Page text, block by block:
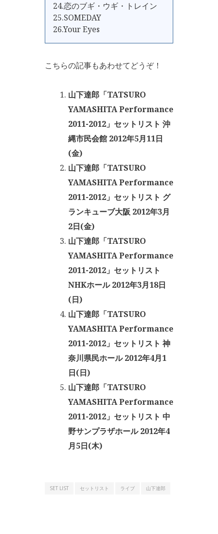
24.恋のブギ・ウギ・トレイン
25.SOMEDAY
26.Your Eyes
こちらの記事もあわせてどうぞ！
山下達郎「TATSURO
YAMASHITA Performance
2011-2012」セットリスト 沖
縄市民会館 2012年5月11日
(金)
山下達郎「TATSURO
YAMASHITA Performance
2011-2012」セットリスト グ
ランキューブ大阪 2012年3月
2日(金)
山下達郎「TATSURO
YAMASHITA Performance
2011-2012」セットリスト
NHKホール 2012年3月18日
(日)
山下達郎「TATSURO
YAMASHITA Performance
2011-2012」セットリスト 神
奈川県民ホール 2012年4月1
日(日)
山下達郎「TATSURO
YAMASHITA Performance
2011-2012」セットリスト 中
野サンプラザホール 2012年4
月5日(木)
SET LIST セットリスト ライブ 山下達郎